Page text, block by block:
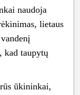
naudoja
lietaus
kad taupytų
ūkininkai,